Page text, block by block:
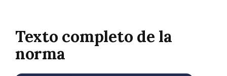
Texto completo de la
norma